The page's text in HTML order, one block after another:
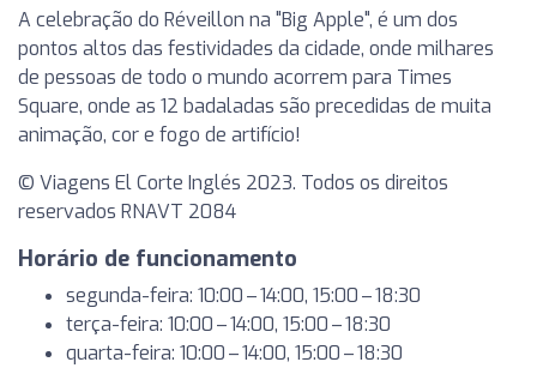
A celebração do Réveillon na "Big Apple", é um dos
pontos altos das festividades da cidade, onde milhares
de pessoas de todo o mundo acorrem para Times
Square, onde as 12 badaladas são precedidas de muita
animação, cor e fogo de artifício!
© Viagens El Corte Inglés 2023. Todos os direitos
reservados RNAVT 2084
Horário de funcionamento
segunda-feira: 10:00 – 14:00, 15:00 – 18:30
terça-feira: 10:00 – 14:00, 15:00 – 18:30
quarta-feira: 10:00 – 14:00, 15:00 – 18:30